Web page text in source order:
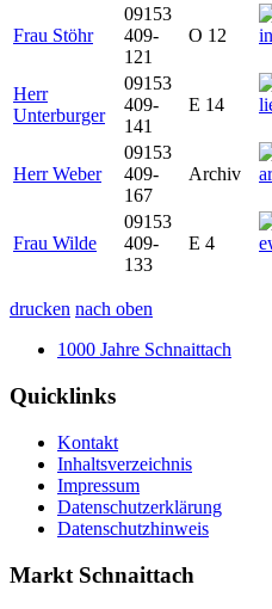
Frau Stöhr
09153
409-
121
O 12
Herr
Unterburger
09153
409-
141
E 14
Herr Weber
09153
409-
167
Archiv
Frau Wilde
09153
409-
133
E 4
drucken nach oben
1000 Jahre Schnaittach
Quicklinks
Kontakt
Inhaltsverzeichnis
Impressum
Datenschutzerklärung
Datenschutzhinweis
Markt Schnaittach